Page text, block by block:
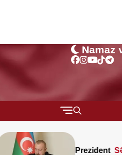
Namaz
MÜSAHİBƏPrezident